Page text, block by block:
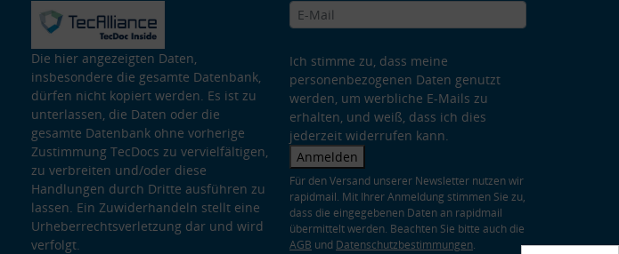
Die hier angezeigten Daten,
insbesondere die gesamte Datenbank,
dürfen nicht kopiert werden. Es ist zu
unterlassen, die Daten oder die
gesamte Datenbank ohne vorherige
Zustimmung TecDocs zu vervielfältigen,
zu verbreiten und/oder diese
Handlungen durch Dritte ausführen zu
lassen. Ein Zuwiderhandeln stellt eine
Urheberrechtsverletzung dar und wird
verfolgt.
Ich stimme zu, dass meine
personenbezogenen Daten genutzt
werden, um werbliche E-Mails zu
erhalten, und weiß, dass ich dies
jederzeit widerrufen kann.
Anmelden
Für den Versand unserer Newsletter nutzen wir
rapidmail. Mit Ihrer Anmeldung stimmen Sie zu,
dass die eingegebenen Daten an rapidmail
übermittelt werden. Beachten Sie bitte auch die
AGB und Datenschutzbestimmungen.